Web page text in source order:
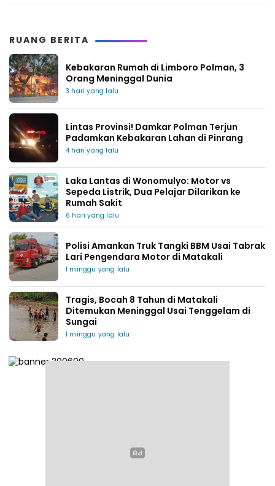
RUANG BERITA
Kebakaran Rumah di Limboro Polman, 3
Orang Meninggal Dunia
3 hari yang lalu
Lintas Provinsi! Damkar Polman Terjun
Padamkan Kebakaran Lahan di Pinrang
4 hari yang lalu
Laka Lantas di Wonomulyo: Motor vs
Sepeda Listrik, Dua Pelajar Dilarikan ke
Rumah Sakit
6 hari yang lalu
Polisi Amankan Truk Tangki BBM Usai Tabrak
Lari Pengendara Motor di Matakali
1 minggu yang lalu
Tragis, Bocah 8 Tahun di Matakali
Ditemukan Meninggal Usai Tenggelam di
Sungai
1 minggu yang lalu